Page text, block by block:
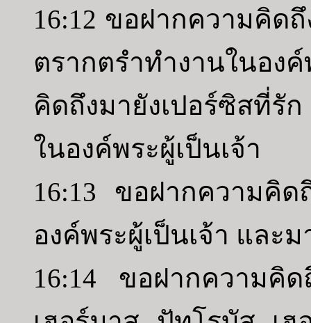
16:12 ขอฝากความคิด
ตรากตรำทำงานในอ
คิดถึงมายังเปอร์ซิสที่รั
ในองค์พระผู้เป็นเจ้า
16:13 ขอฝากความคิด
องค์พระผู้เป็นเจ้า และ
16:14 ขอฝากความคิ